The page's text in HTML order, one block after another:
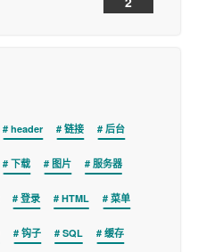
header 链接 后台
下载 图片 服务器
登录 HTML 菜单
钩子 SQL 缓存